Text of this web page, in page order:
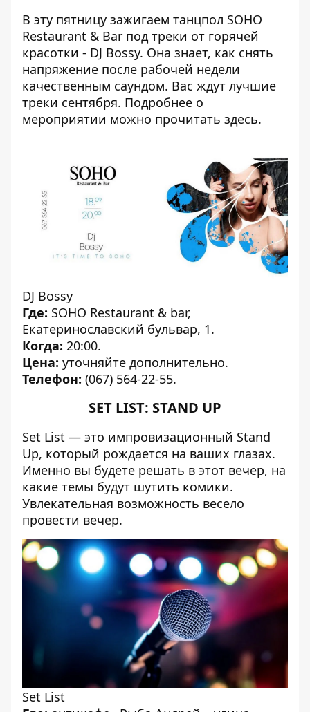
В эту пятницу зажигаем танцпол SOHO
Restaurant & Bar под треки от горячей
красотки - DJ Bossy. Она знает, как снять
напряжение после рабочей недели
качественным саундом. Вас ждут лучшие
треки сентября. Подробнее о
мероприятии можно прочитать здесь.
DJ Bossy
Где: SOHO Restaurant & bar,
Екатеринославский бульвар, 1.
Когда: 20:00.
Цена: уточняйте дополнительно.
Телефон: (067) 564-22-55.
SET LIST: STAND UP
Set List — это импровизационный Stand
Up, который рождается на ваших глазах.
Именно вы будете решать в этот вечер, на
какие темы будут шутить комики.
Увлекательная возможность весело
провести вечер.
Set List